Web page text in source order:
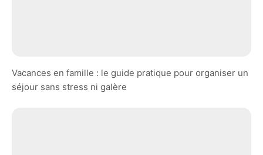
Vacances en famille : le guide pratique pour organiser un
séjour sans stress ni galère